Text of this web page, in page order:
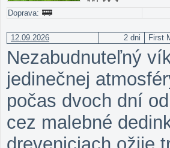
Doprava:
12.09.2026 2 dni First
Nezabudnuteľný
jedinečnej
počas dvoch dní
cez malebné